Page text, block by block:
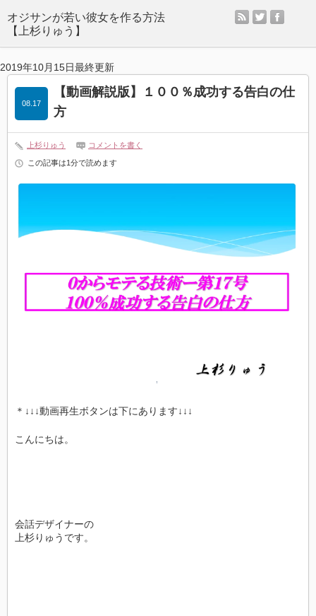
オジサンが若い彼女を作る方法
【上杉りゅう】
rss twitter
2019年10月15日最終更新
【動画解説版】１００％成功する告白の仕
方
08.17
上杉りゅう コメントを書く
この記事は1分で読めます
＊↓↓↓動画再生ボタンは下にあります↓↓↓
こんにちは。
会話デザイナーの
上杉りゅうです。